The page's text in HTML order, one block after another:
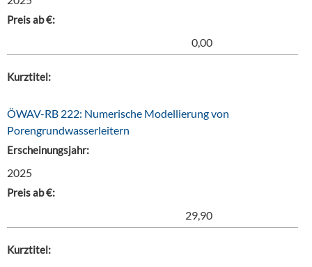
Preis ab €:
0,00
Kurztitel:
ÖWAV-RB 222: Numerische Modellierung von
Porengrundwasserleitern
Erscheinungsjahr:
2025
Preis ab €:
29,90
Kurztitel: